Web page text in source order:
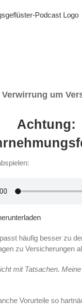
Verwirrung um
Achtung:
häufig besser zu
zu Versicherungen
mit Tatsachen.
Vorurteile so